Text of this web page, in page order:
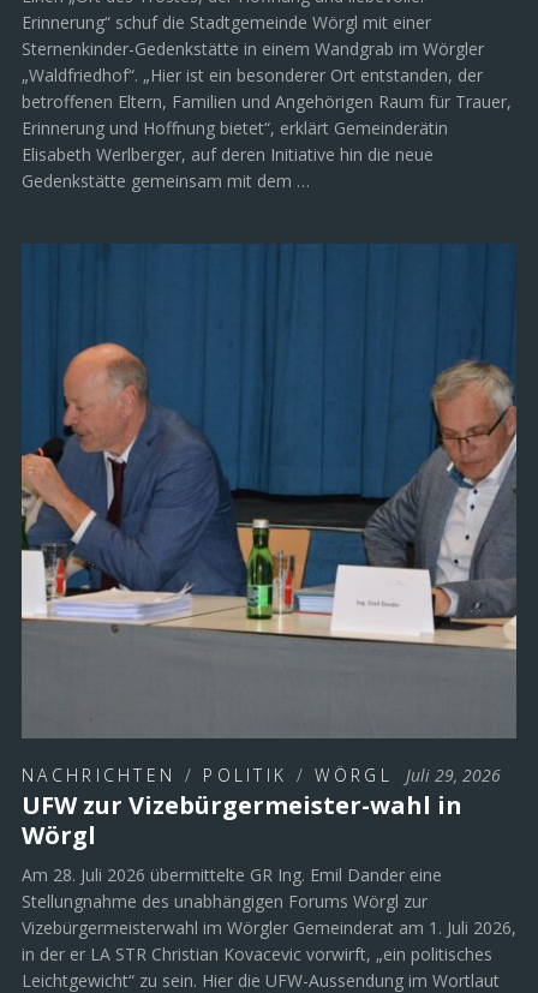
Erinnerung“ schuf die Stadtgemeinde Wörgl mit einer
Sternenkinder-Gedenkstätte in einem Wandgrab im Wörgler
„Waldfriedhof“. „Hier ist ein besonderer Ort entstanden, der
betroffenen Eltern, Familien und Angehörigen Raum für Trauer,
Erinnerung und Hoffnung bietet“, erklärt Gemeinderätin
Elisabeth Werlberger, auf deren Initiative hin die neue
Gedenkstätte gemeinsam mit dem …
NACHRICHTEN / POLITIK /WÖRGL Juli 29, 2026
UFW zur Vizebürgermeister-wahl in
Wörgl
Am 28. Juli 2026 übermittelte GR Ing. Emil Dander eine
Stellungnahme des unabhängigen Forums Wörgl zur
Vizebürgermeisterwahl im Wörgler Gemeinderat am 1. Juli 2026,
in der er LA STR Christian Kovacevic vorwirft, „ein politisches
Leichtgewicht“ zu sein. Hier die UFW-Aussendung im Wortlaut